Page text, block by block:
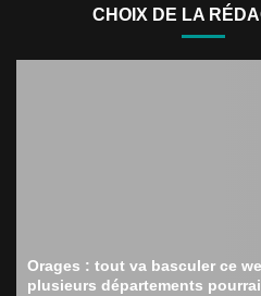
CHOIX DE LA
Orages : tout va basculer ce
plusieurs départements